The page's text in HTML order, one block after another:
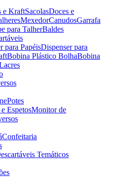
e KraftSacolasDoces e
MexedorCanudosGarrafa
para TalherBaldes
para PapéisDispenser para
Bobina Plástico BolhaBobina
Potes
EspetosMonitor de
Confeitaria
Temáticos